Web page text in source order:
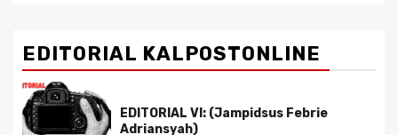
EDITORIAL KALPOSTONLINE
EDITORIAL VI: (Jampidsus Febrie
Adriansyah)